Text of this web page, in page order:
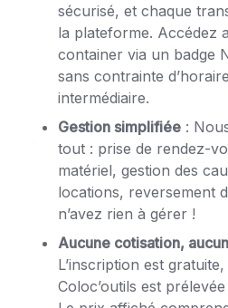
sécurisé, et chaque
la plateforme. Accédez
container via un badge
sans contrainte
intermédiaire.
Gestion simplifiée :
tout : prise de rendez-
matériel, gestion des
locations, reversement
n’avez rien à gérer !
Aucune cotisation,
L’inscription est
Coloc’outils est